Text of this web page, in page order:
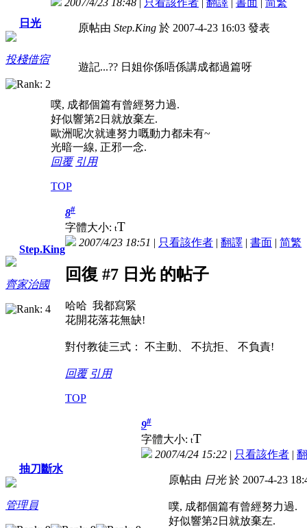
日光
投棧借宿
原帖由 Step.King 於 2007-4-23 16:03 發表
遊記...?? 日姐你係唔係講成都過篇呀
噗, 成都個篇有曾經努力過.
好似響第2日就放棄左.
歐洲呢次就連努力嘅動力都未有~
光暗一線, 正邪一念.
回覆 引用
TOP
Step.King
齊家治國
8#
字體大小: tT
2007/4/23 18:51 | 只看該作者 | 翻譯 | 書面 | 简繁
回復 #7 日光 的帖子
哈哈 我都寫緊
花開花落花無缺!
對付教徒三式： 不主動、 不抗拒、 不負責!
回覆 引用
TOP
抽刀斷水
管理員
9#
字體大小: tT
2007/4/24 15:22 | 只看該作者 |
原帖由 日光於 2007-4-23
噗, 成都個篇有曾經努力過.
好似響第2日就放棄左.